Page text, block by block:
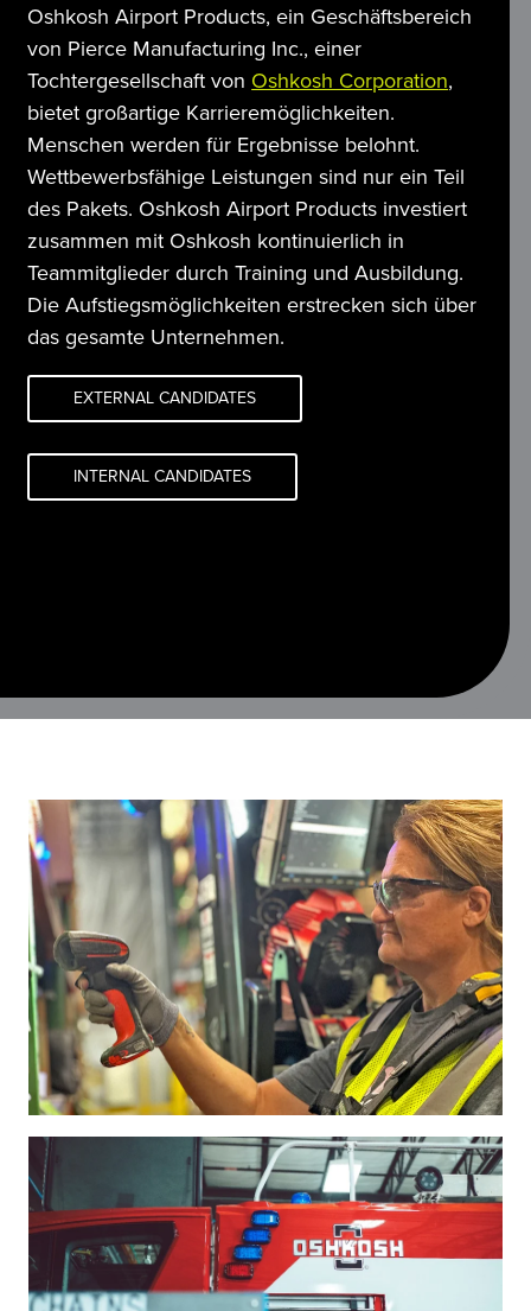
Oshkosh Airport Products, ein Geschäftsbereich
von Pierce Manufacturing Inc., einer
Tochtergesellschaft von Oshkosh Corporation,
bietet großartige Karrieremöglichkeiten.
Menschen werden für Ergebnisse belohnt.
Wettbewerbsfähige Leistungen sind nur ein Teil
des Pakets. Oshkosh Airport Products investiert
zusammen mit Oshkosh kontinuierlich in
Teammitglieder durch Training und Ausbildung.
Die Aufstiegsmöglichkeiten erstrecken sich über
das gesamte Unternehmen.
EXTERNAL CANDIDATES
INTERNAL CANDIDATES